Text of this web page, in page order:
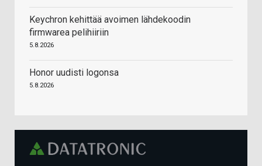
Keychron kehittää avoimen lähdekoodin
firmwarea pelihiiriin
5.8.2026
Honor uudisti logonsa
5.8.2026